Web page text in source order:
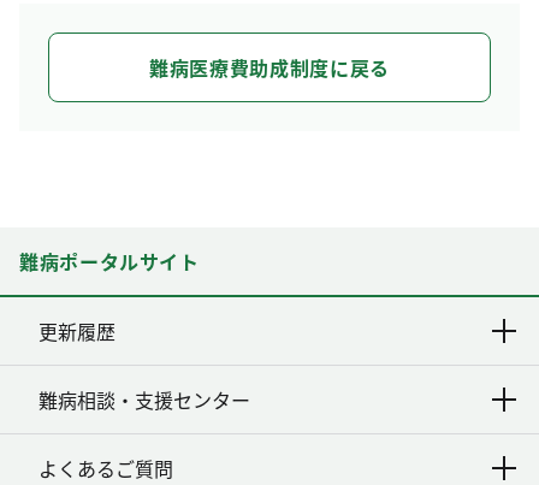
難病医療費助成制度に戻る
難病ポータルサイト
更新履歴
難病相談・支援センター
よくあるご質問